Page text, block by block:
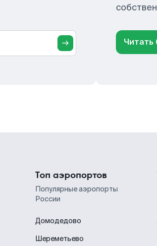
Читать
Топ аэропортов
Популярные аэропорты
России
Домодедово
Шереметьево